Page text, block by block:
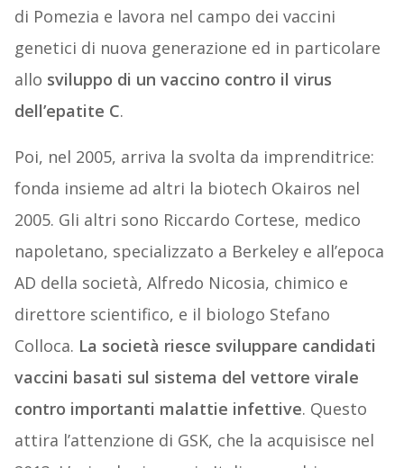
di Pomezia e lavora nel campo dei vaccini
genetici di nuova generazione ed in particolare
allo sviluppo di un vaccino contro il virus
dell’epatite C.
Poi, nel 2005, arriva la svolta da imprenditrice:
fonda insieme ad altri la biotech Okairos nel
2005. Gli altri sono Riccardo Cortese, medico
napoletano, specializzato a Berkeley e all’epoca
AD della società, Alfredo Nicosia, chimico e
direttore scientifico, e il biologo Stefano
Colloca. La società riesce sviluppare candidati
vaccini basati sul sistema del vettore virale
contro importanti malattie infettive. Questo
attira l’attenzione di GSK, che la acquisisce nel